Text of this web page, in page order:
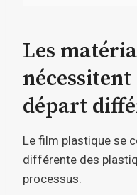
Les
départ
Le film plastique se
différente des
processus.